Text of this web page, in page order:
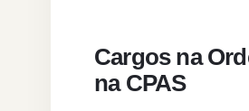
Cargos na
na CPAS